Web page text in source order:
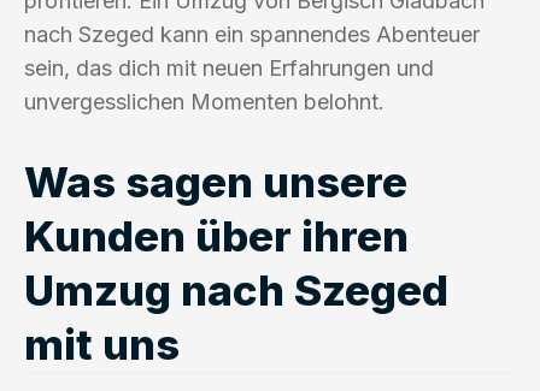
nach Szeged kann ein spannendes Abenteuer
sein, das dich mit neuen Erfahrungen und
unvergesslichen Momenten belohnt.
Was sagen unsere
Kunden über ihren
Umzug nach Szeged
mit uns